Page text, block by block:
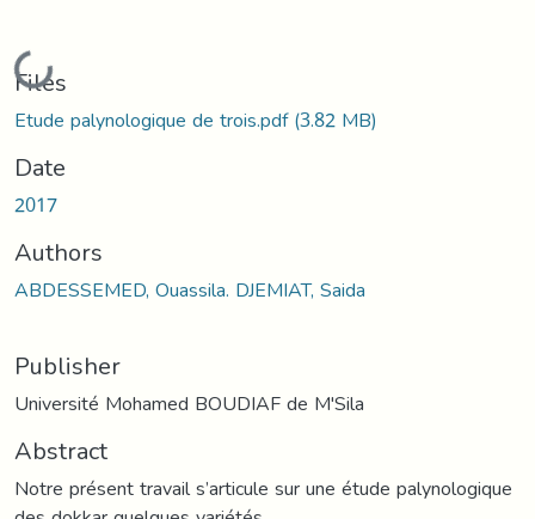
Loading...
Files
Etude palynologique de trois.pdf(3.82 MB)
Date
2017
Authors
ABDESSEMED, Ouassila. DJEMIAT, Saida
Publisher
Université Mohamed BOUDIAF de M'Sila
Abstract
Notre présent travail s’articule sur une étude palynologique